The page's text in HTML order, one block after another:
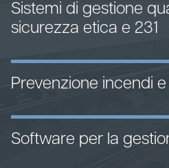
Sistemi di gestione
sicurezza etica e 231
Prevenzione incendi e
Software per la